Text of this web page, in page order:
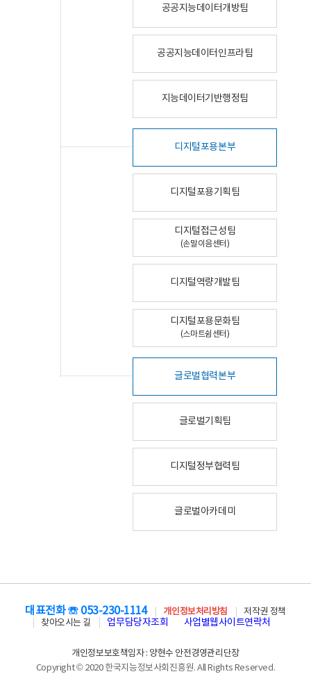
공공지능데이터개방팀
공공지능데이터인프라팀
지능데이터기반행정팀
디지털포용본부
디지털포용기획팀
디지털접근성팀
(손말이음센터)
디지털역량개발팀
디지털포용문화팀
(스마트쉼센터)
글로벌협력본부
글로벌기획팀
디지털정부협력팀
글로벌아카데미
대표전화 ☏ 053-230-1114 개인정보처리방침
저작권 정책
찾아오시는 길
업무담당자조회 사업별웹사이트연락처
개인정보보호책임자 : 양현수 안전경영관리단장
Copyright © 2020 한국지능정보사회진흥원. All Rights Reserved.